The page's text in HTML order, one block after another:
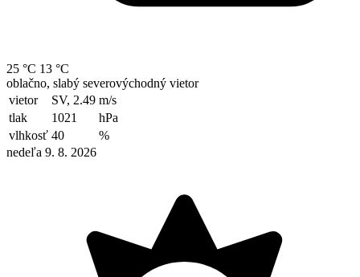
25 °C 13 °C
oblačno, slabý severovýchodný vietor
vietor
SV, 2.49 m/s
tlak
1021
hPa
vlhkosť 40
%
nedeľa 9. 8. 2026